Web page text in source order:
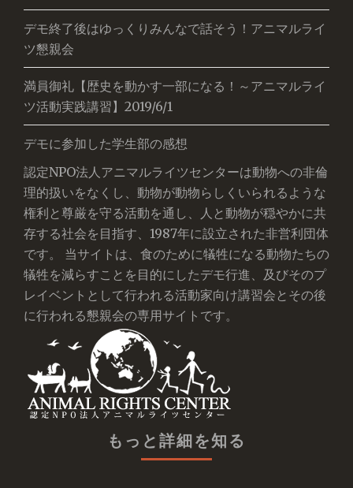
デモ終了後はゆっくりみんなで話そう！アニマルライ
ツ懇親会
満員御礼【歴史を動かす一部になる！～アニマルライ
ツ活動実践講習】2019/6/1
デモに参加した学生部の感想
認定NPO法人アニマルライツセンターは動物への非倫
理的扱いをなくし、動物が動物らしくいられるような
権利と尊厳を守る活動を通し、人と動物が穏やかに共
存する社会を目指す、1987年に設立された非営利団体
です。 当サイトは、食のために犠牲になる動物たちの
犠牲を減らすことを目的にしたデモ行進、及びそのプ
レイベントとして行われる活動家向け講習会とその後
に行われる懇親会の専用サイトです。
もっと詳細を知る